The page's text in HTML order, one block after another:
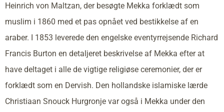
Heinrich von Maltzan, der besøgte Mekka forklædt som
muslim i 1860 med et pas opnået ved bestikkelse af en
araber. I 1853 leverede den engelske eventyrrejsende Richard
Francis Burton en detaljeret beskrivelse af Mekka efter at
have deltaget i alle de vigtige religiøse ceremonier, der er
forklædt som en Dervish. Den hollandske islamiske lærde
Christiaan Snouck Hurgronje var også i Mekka under den